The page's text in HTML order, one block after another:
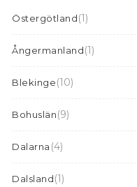
Östergötland(1)
Ångermanland(1)
Blekinge(10)
Bohuslän(9)
Dalarna (4)
Dalsland(1)